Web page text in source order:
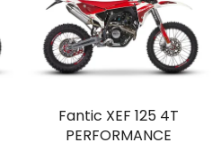
Fantic XEF 125 4T
PERFORMANCE